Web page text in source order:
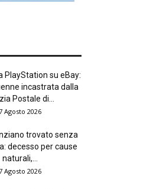
PlayStation su eBay:
incastrata dalla
Postale di...
Agosto 2026
trovato senza
decesso per cause
naturali,...
Agosto 2026